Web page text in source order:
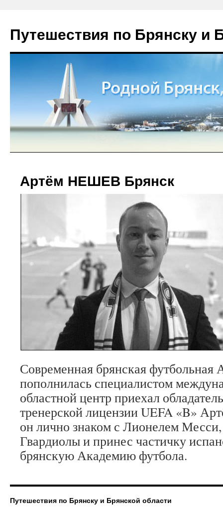
Путешествия по Брянску и
Артём НЕШЕВ Брянск
Современная брянская
пополнилась специалистом
областной центр приехал
тренерской лицензии UEFA «B»
он лично знаком с Лионелем
Гвардиолы и принес частичку
брянскую Академию футбола.
Путешествия по Брянску и Брянской области